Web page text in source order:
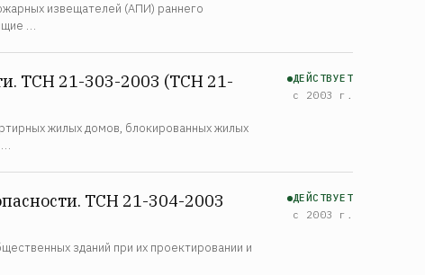
извещателей (АПИ) раннего
…
ТСН 21-303-2003 (ТСН 21-
жилых домов, блокированных жилых
…
ДЕЙСТВУЕТ
с 2003 г.
ТСН 21-304-2003
зданий при их проектировании и
ДЕЙСТВУЕТ
с 2003 г.